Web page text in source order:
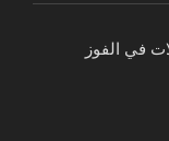
في الفوز